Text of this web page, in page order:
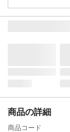
商品の詳細
商品コード